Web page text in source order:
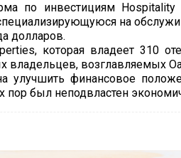
по инвестициям
на
долларов.
которая владеет 310
владельцев, возглавляемых
улучшить финансовое
пор был неподвластен